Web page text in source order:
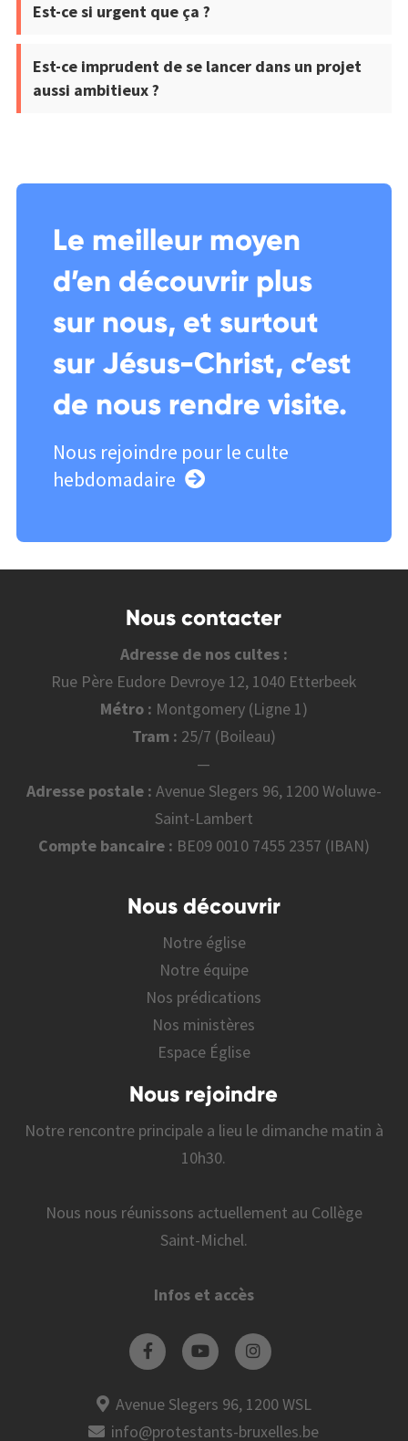
Est-ce si urgent que ça ?
Est-ce imprudent de se lancer dans un projet
aussi ambitieux ?
Le meilleur moyen
d’en découvrir plus
sur nous, et surtout
sur Jésus-Christ, c’est
de nous rendre visite.
Nous rejoindre pour le culte
hebdomadaire
Nous contacter
Adresse de nos cultes :
Rue Père Eudore Devroye 12, 1040 Etterbeek
Métro : Montgomery (Ligne 1)
Tram : 25/7 (Boileau)
—
Adresse postale : Avenue Slegers 96, 1200 Woluwe-
Saint-Lambert
Compte bancaire : BE09 0010 7455 2357 (IBAN)
Nous découvrir
Notre église
Notre équipe
Nos prédications
Nos ministères
Espace Église
Nous rejoindre
Notre rencontre principale a lieu le dimanche matin à
10h30.
Nous nous réunissons actuellement au Collège
Saint-Michel.
Infos et accès
Avenue Slegers 96, 1200 WSL
info@protestants-bruxelles.be